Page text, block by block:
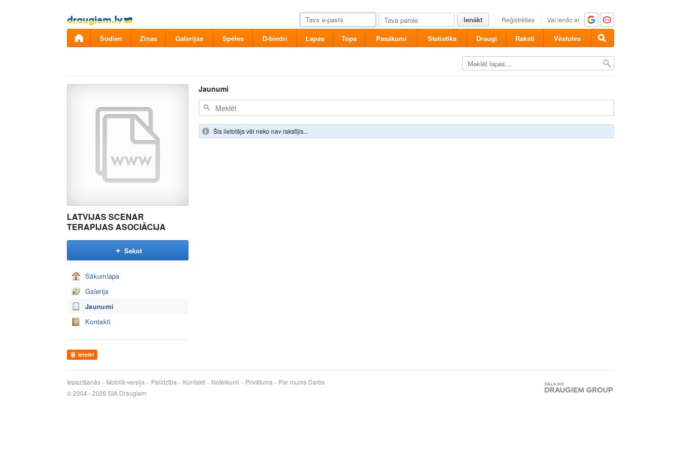
Pāriet
uz
saturu
Ienākt Reģistrēties Vai ienāc ar
Šodien Ziņas Galerijas Spēles D-biedri Lapas Tops Pasākumi Statistika Draugi Raksti Vēstules
LATVIJAS SCENAR
TERAPIJAS ASOCIĀCIJA
Sekot
Sākumlapa
Galerija
Jaunumi
Kontakti
Ieteikt
Jaunumi
Šis lietotājs vēl neko nav rakstījis...
Iepazīšanās Mobilā versija Palīdzība Kontakti Noteikumi Privātums Par mums Darbs
© 2004 - 2026 SIA Draugiem